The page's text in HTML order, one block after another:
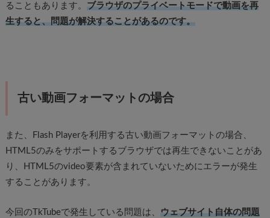
ることもあります。 ブラウザのプライベートモードで動画を再
生すると、問題が解決することがあるのです。
古い動画フォーマットの場合
また、Flash Playerを利用する古い動画フォーマットの場合、
HTML5のみをサポートするブラウザでは再生できないことがあ
り、HTML5のvideo要素が含まれていないためにエラーが発生
することがあります。
今回のTkTubeで発生している問題は、 ウェブサイト自体の問題